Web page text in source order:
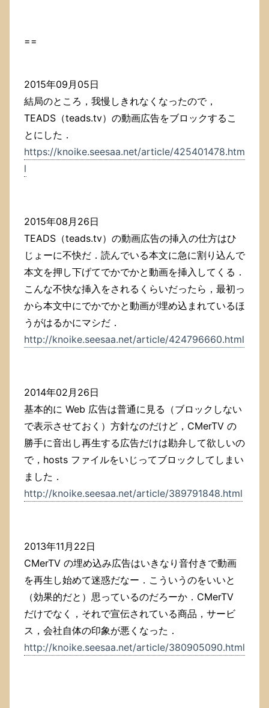
==
2015年09月05日
結局のところ，我慢しきれなくなったので，
TEADS（teads.tv）の動画広告をブロックするこ
とにした．
https://knoike.seesaa.net/article/425401478.htm
l
2015年08月26日
TEADS（teads.tv）の動画広告の挿入の仕方はひ
じょーに不快だ．読んでいる本文に急に割り込んで
本文を押し下げてでかでかと動画を挿入してくる．
こんな不快な挿入をされるくらいだったら，最初っ
から本文中にでかでかと動画が埋め込まれているほ
うがはるかにマシだ．
http://knoike.seesaa.net/article/424796660.html
2014年02月26日
基本的に Web 広告は普通に見る（ブロックしない
で表示させておく）方針なのだけど，CMerTV の
勝手に音出し再生する広告だけは勘弁して欲しいの
で，hosts ファイルをいじってブロックしてしまい
ました．
http://knoike.seesaa.net/article/389791848.html
2013年11月22日
CMerTV の埋め込み広告はいきなり音付きで動画
を再生し始めて迷惑だなー．こういうのをいいと
（効果的だと）思っているのだろーか．CMerTV
だけでなく，それで宣伝されている商品，サービ
ス，会社自体の印象が悪くなった．
http://knoike.seesaa.net/article/380905090.html